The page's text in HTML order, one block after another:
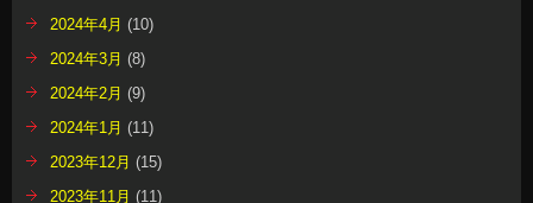
2024年4月 (10)
2024年3月 (8)
2024年2月 (9)
2024年1月 (11)
2023年12月 (15)
2023年11月 (11)